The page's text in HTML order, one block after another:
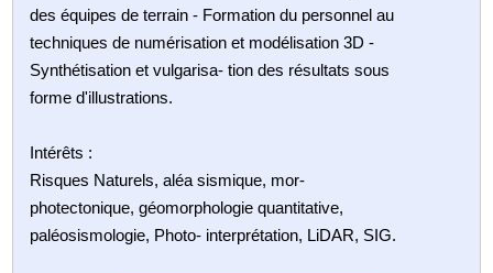
des équipes de terrain - Formation du personnel au
techniques de numérisation et modélisation 3D -
Synthétisation et vulgarisa- tion des résultats sous
forme d'illustrations.
Intérêts :
Risques Naturels, aléa sismique, mor-
photectonique, géomorphologie quantitative,
paléosismologie, Photo- interprétation, LiDAR, SIG.